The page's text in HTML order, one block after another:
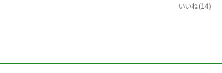
いいね(14)